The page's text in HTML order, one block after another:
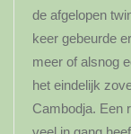
de afgelopen
keer gebeurde
meer of alsnog
het eindelijk
Cambodja. Een